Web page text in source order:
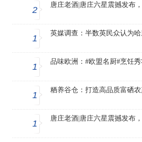
2
唐庄老酒|唐庄六星震撼发布，
1
英媒调查：半数英民众认为
1
品味欧洲：#欧盟名厨#烹饪秀
1
粞养谷仓：打造高品质富硒
1
唐庄老酒|唐庄六星震撼发布，